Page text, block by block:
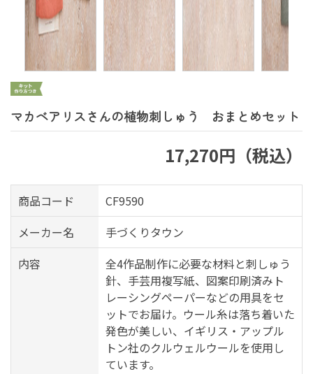
マカベアリスさんの植物刺しゅう おまとめセット
17,270円（税込）
商品コード
CF9590
メーカー名
手づくりタウン
内容
全4作品制作に必要な材料と刺しゅう
針、手芸用複写紙、図案印刷済みト
レーシングペーパーなどの用具をセ
ットでお届け。ウール糸は落ち着いた
発色が美しい、イギリス・アップル
トン社のクルウェルウールを使用し
ています。